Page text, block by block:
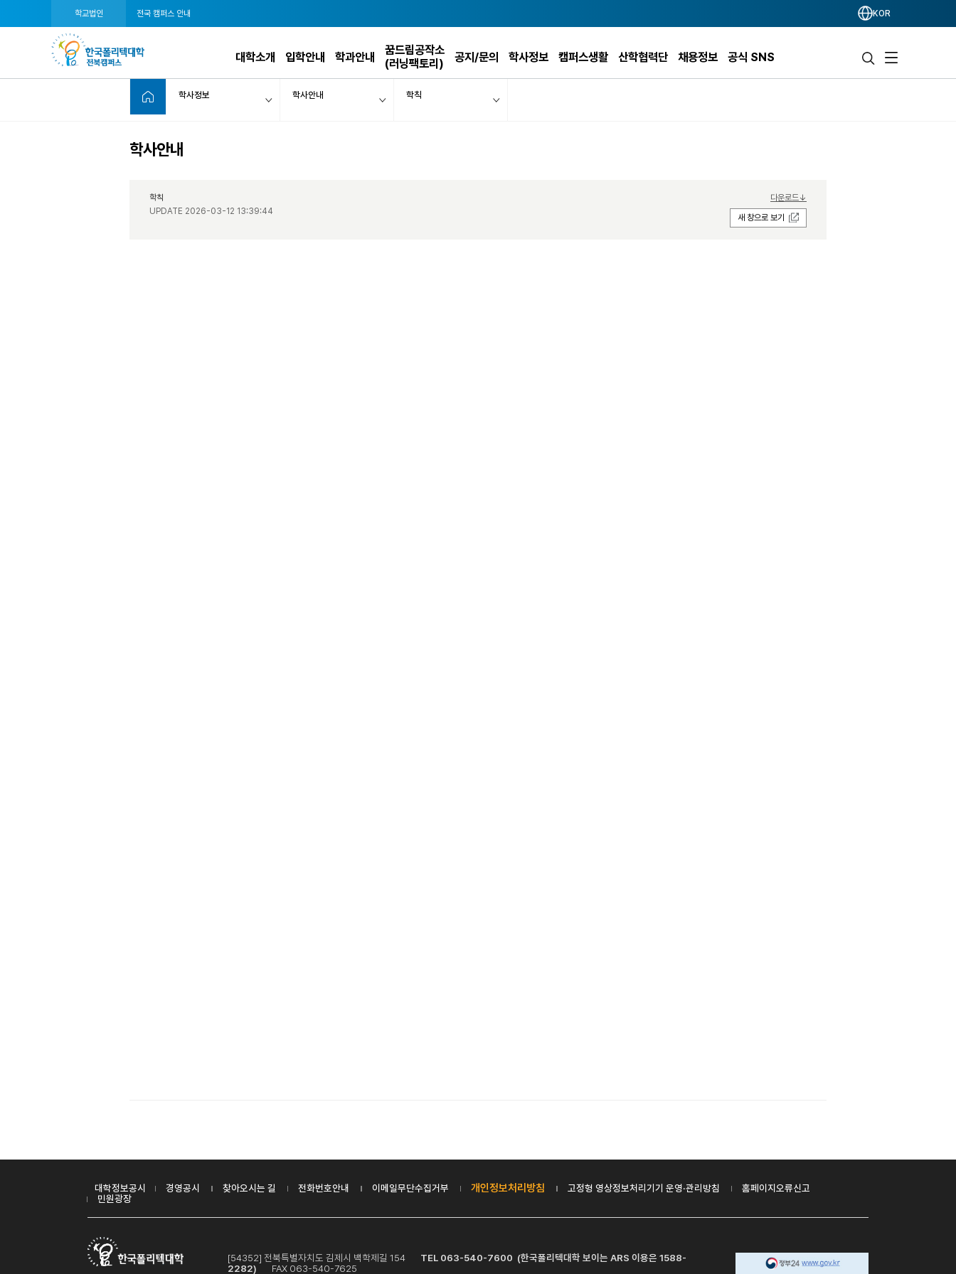
학교법인 전국 캠퍼스 안내 KOR
대학소개 입학안내 학과안내
꿈드림공작소
(러닝팩토리)
공지/문의 학사정보 캠퍼스생활 산학협력단 채용정보 공식 SNS
학사정보 학사안내 학칙
학사안내
학칙
다운로드↓
UPDATE 2026-03-12 13:39:44
새 창으로 보기
대학정보공시 경영공시 찾아오시는 길 전화번호안내 이메일무단수집거부 개인정보처리방침 고정형 영상정보처리기기 운영·관리방침
홈페이지오류신고
민원광장
[54352] 전북특별자치도 김제시 백학제길 154 TEL 063-540-7600 (한국폴리텍대학 보이는 ARS 이용은 1588-
2282)
FAX 063-540-7625